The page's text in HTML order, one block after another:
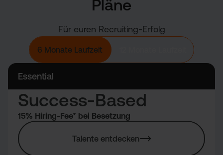
Pläne
Für euren Recruiting-Erfolg
6 Monate Laufzeit
Essential
Success-Based
15% Hiring-Fee* bei Besetzung
Talente entdecken